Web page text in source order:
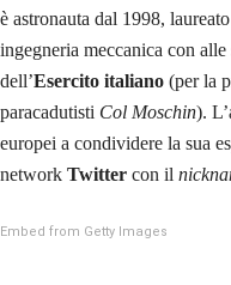
è astronauta dal 1998,
ingegneria meccanica con
dell’Esercito italiano (per la
paracadutisti Col Moschin).
europei a condividere la sua
network Twitter con il
Embed from Getty Images